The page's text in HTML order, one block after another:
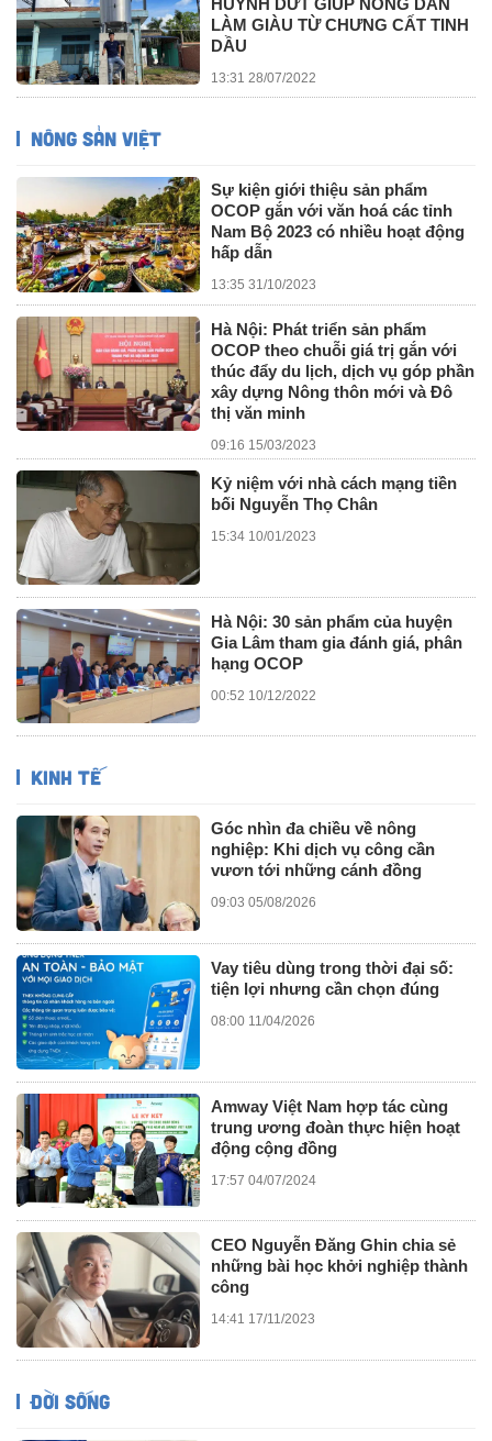
LÀM GIÀU TỪ CHƯNG CẤT TINH
DẦU
13:31 28/07/2022
NÔNG SẢN VIỆT
Sự kiện giới thiệu sản phẩm
OCOP gắn với văn hoá các tỉnh
Nam Bộ 2023 có nhiều hoạt động
hấp dẫn
13:35 31/10/2023
Hà Nội: Phát triển sản phẩm
OCOP theo chuỗi giá trị gắn với
thúc đẩy du lịch, dịch vụ góp phần
xây dựng Nông thôn mới và Đô
thị văn minh
09:16 15/03/2023
Kỷ niệm với nhà cách mạng tiền
bối Nguyễn Thọ Chân
15:34 10/01/2023
Hà Nội: 30 sản phẩm của huyện
Gia Lâm tham gia đánh giá, phân
hạng OCOP
00:52 10/12/2022
KINH TẾ
Góc nhìn đa chiều về nông
nghiệp: Khi dịch vụ công cần
vươn tới những cánh đồng
09:03 05/08/2026
Vay tiêu dùng trong thời đại số:
tiện lợi nhưng cần chọn đúng
08:00 11/04/2026
Amway Việt Nam hợp tác cùng
trung ương đoàn thực hiện hoạt
động cộng đồng
17:57 04/07/2024
CEO Nguyễn Đăng Ghin chia sẻ
những bài học khởi nghiệp thành
công
14:41 17/11/2023
ĐỜI SỐNG